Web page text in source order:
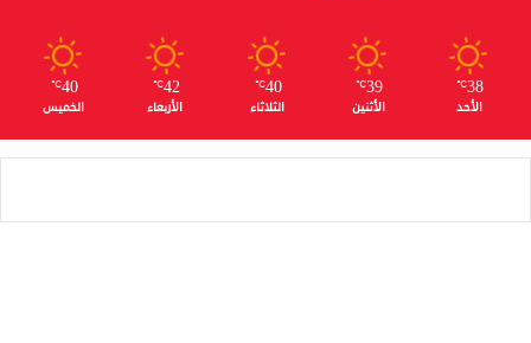
38
℃
الأحد
39
℃
الأثنين
40
℃
الثلاثاء
42
℃
الأربعاء
40
℃
الخميس